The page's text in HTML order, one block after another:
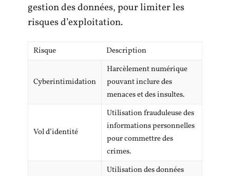
gestion des données, pour limiter les
risques d’exploitation.
Risque Description
Cyberintimidation
Harcèlement numérique
pouvant inclure des
menaces et des insultes.
Vol d’identité
Utilisation frauduleuse des
informations personnelles
pour commettre des
crimes.
Utilisation des données